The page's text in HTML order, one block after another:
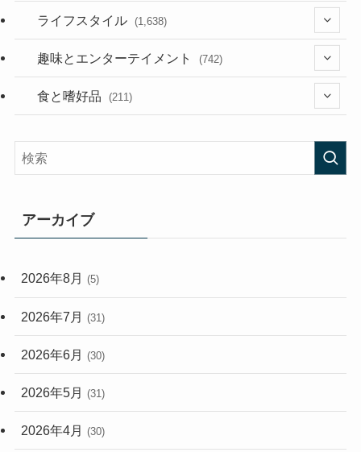
(187)
(118)
(181)
ライフスタイル (1,638)
(394)
(282)
(33)
(248)
趣味とエンターテイメント (742)
(56)
食と嗜好品 (211)
アーカイブ
2026年8月 (5)
2026年7月 (31)
2026年6月 (30)
2026年5月 (31)
2026年4月 (30)